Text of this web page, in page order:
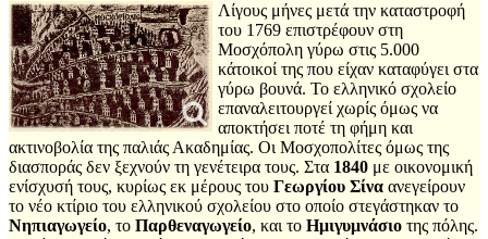
Λίγους μήνες μετά την καταστροφή
του 1769 επιστρέφουν στη
Μοσχόπολη γύρω στις 5.000
κάτοικοί της που είχαν καταφύγει στα
γύρω βουνά. Το ελληνικό σχολείο
επαναλειτουργεί χωρίς όμως να
αποκτήσει ποτέ τη φήμη και
ακτινοβολία της παλιάς Ακαδημίας. Οι Μοσχοπολίτες όμως της
διασποράς δεν ξεχνούν τη γενέτειρα τους. Στα 1840 με οικονομική
ενίσχυσή τους, κυρίως εκ μέρους του Γεωργίου Σίνα ανεγείρουν
το νέο κτίριο του ελληνικού σχολείου στο οποίο στεγάστηκαν το
Νηπιαγωγείο, το Παρθεναγωγείο, και το Ημιγυμνάσιο της πόλης.